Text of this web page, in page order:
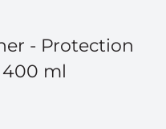
- Protection
400 ml